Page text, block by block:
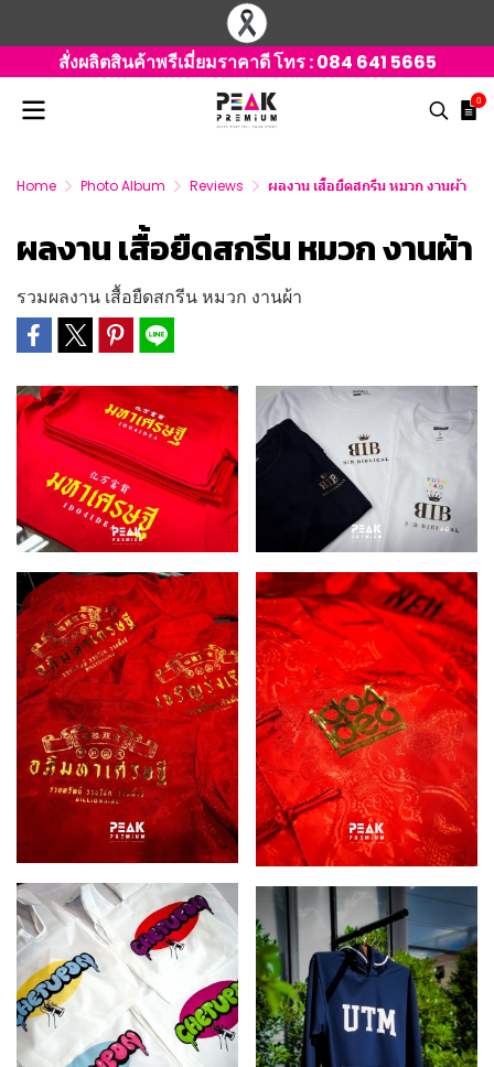
สั่งผลิตสินค้าพรีเมี่ยมราคาดี โทร :084 641 5665
0
Home Photo Album Reviews ผลงาน เสื้อยืดสกรีน หมวก งานผ้า
ผลงาน เสื้อยืดสกรีน หมวก งานผ้า
รวมผลงาน เสื้อยืดสกรีน หมวก งานผ้า